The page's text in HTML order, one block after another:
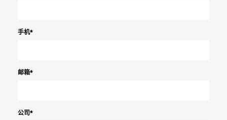
手机*
邮箱*
公司*